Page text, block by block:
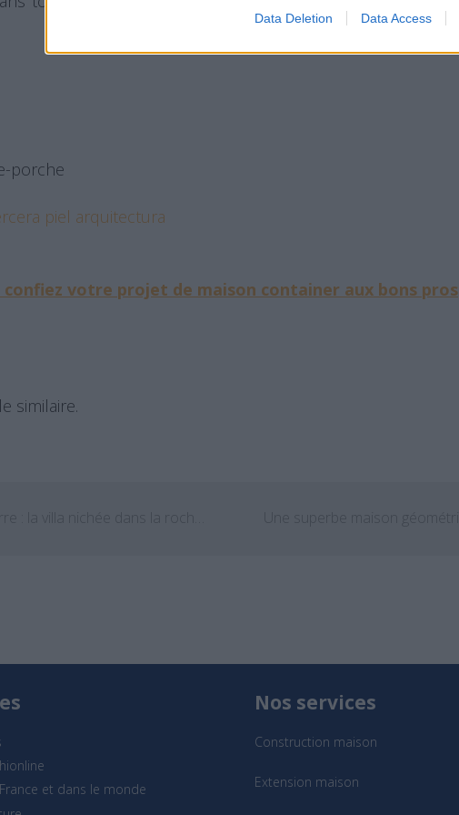
Data Deletion Data Access
piel arquitectura
confiez votre projet de maison container aux bons pros
similaire.
et dans le monde
Nos services
Construction maison
Extension maison